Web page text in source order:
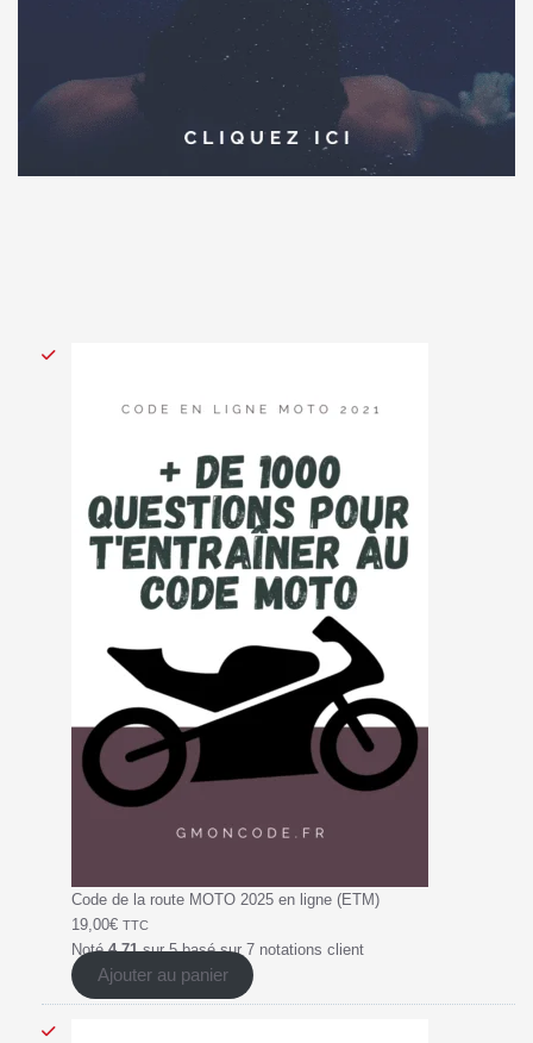
Code de la route MOTO 2025 en ligne (ETM)
19,00€ TTC
Noté4.71sur 5 basé sur 7 notations client
Ajouter au panier